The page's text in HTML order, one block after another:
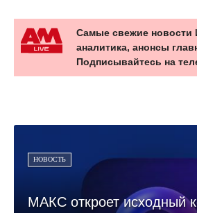
Самые свежие
аналитика, анонсы
Подписывайтесь на
НОВОСТЬ
МАКС откроет исходный